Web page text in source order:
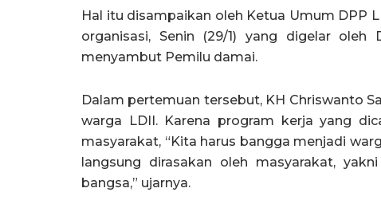
Hal itu disampaikan oleh Ketua Umum DPP
organisasi, Senin (29/1) yang digelar oleh
menyambut Pemilu damai.
Dalam pertemuan tersebut, KH Chriswanto
warga LDII. Karena program kerja yang
masyarakat, “Kita harus bangga menjadi
langsung dirasakan oleh masyarakat,
bangsa,” ujarnya.